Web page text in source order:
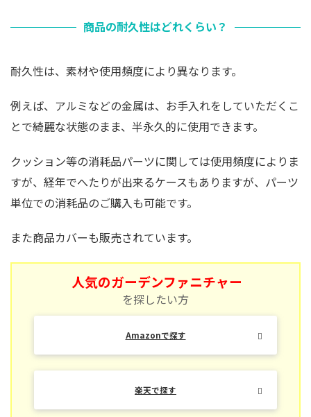
商品の耐久性はどれくらい？
耐久性は、素材や使用頻度により異なります。
例えば、アルミなどの金属は、お手入れをしていただくこ
とで綺麗な状態のまま、半永久的に使用できます。
クッション等の消耗品パーツに関しては使用頻度によりま
すが、経年でへたりが出来るケースもありますが、パーツ
単位での消耗品のご購入も可能です。
また商品カバーも販売されています。
人気のガーデンファニチャー
を探したい方
Amazonで探す
楽天で探す